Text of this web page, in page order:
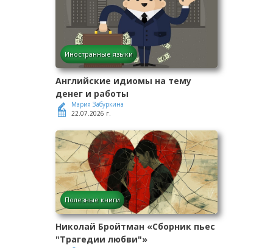
Иностранные языки
Английские идиомы на тему
денег и работы
Мария Забуркина
22.07.2026 г.
Полезные книги
Николай Бройтман «Сборник пьес
"Трагедии любви"»